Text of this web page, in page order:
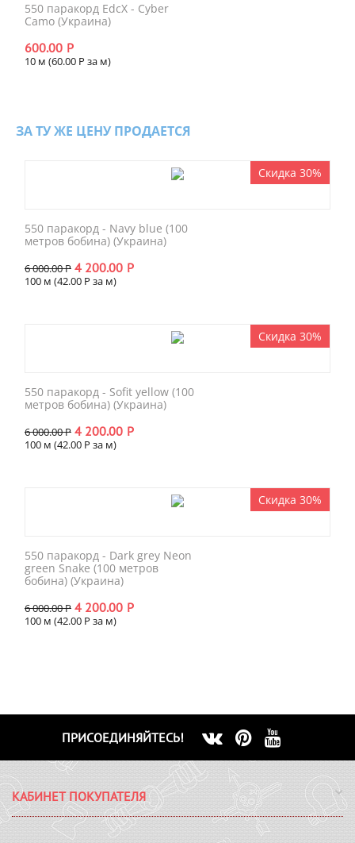
550 паракорд EdcX - Сyber
Сamo (Украина)
600.00 Р
10 м (60.00 Р за м)
ЗА ТУ ЖЕ ЦЕНУ ПРОДАЕТСЯ
Скидка 30%
550 паракорд - Navy blue (100
метров бобина) (Украина)
6 000.00Р 4 200.00 Р
100 м (42.00 Р за м)
Скидка 30%
550 паракорд - Sofit yellow (100
метров бобина) (Украина)
6 000.00Р 4 200.00 Р
100 м (42.00 Р за м)
Скидка 30%
550 паракорд - Dark grey Neon
green Snake (100 метров
бобина) (Украина)
6 000.00Р 4 200.00 Р
100 м (42.00 Р за м)
ПРИСОЕДИНЯЙТЕСЬ!
КАБИНЕТ ПОКУПАТЕЛЯ